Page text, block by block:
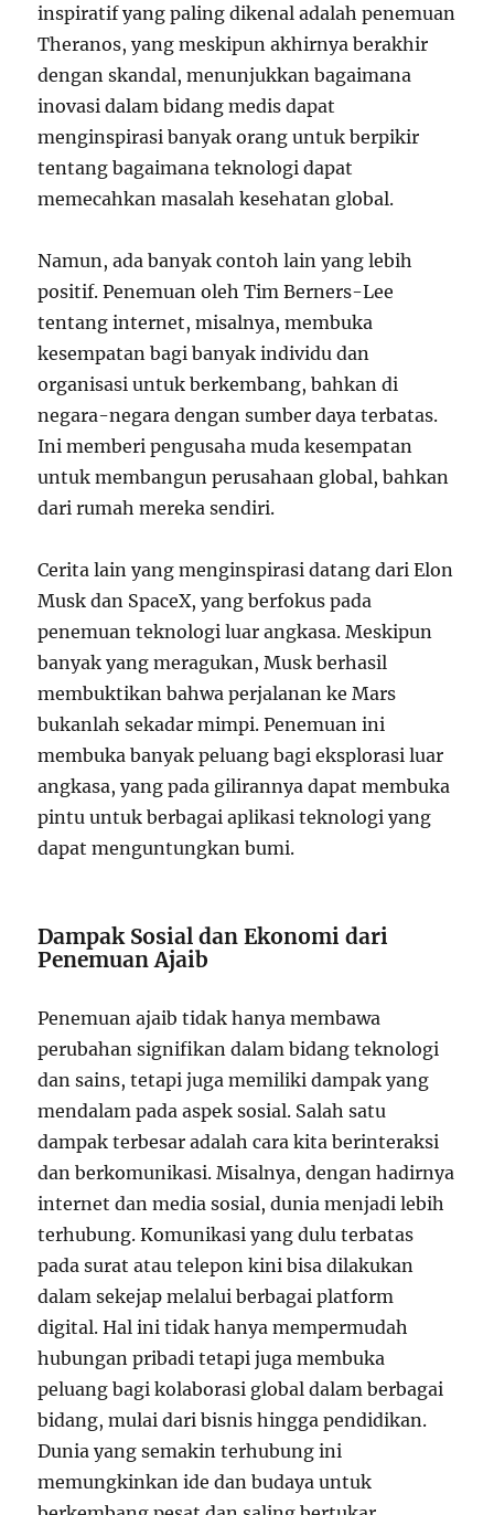
inspiratif yang paling dikenal adalah penemuan
Theranos, yang meskipun akhirnya berakhir
dengan skandal, menunjukkan bagaimana
inovasi dalam bidang medis dapat
menginspirasi banyak orang untuk berpikir
tentang bagaimana teknologi dapat
memecahkan masalah kesehatan global.
Namun, ada banyak contoh lain yang lebih
positif. Penemuan oleh Tim Berners-Lee
tentang internet, misalnya, membuka
kesempatan bagi banyak individu dan
organisasi untuk berkembang, bahkan di
negara-negara dengan sumber daya terbatas.
Ini memberi pengusaha muda kesempatan
untuk membangun perusahaan global, bahkan
dari rumah mereka sendiri.
Cerita lain yang menginspirasi datang dari Elon
Musk dan SpaceX, yang berfokus pada
penemuan teknologi luar angkasa. Meskipun
banyak yang meragukan, Musk berhasil
membuktikan bahwa perjalanan ke Mars
bukanlah sekadar mimpi. Penemuan ini
membuka banyak peluang bagi eksplorasi luar
angkasa, yang pada gilirannya dapat membuka
pintu untuk berbagai aplikasi teknologi yang
dapat menguntungkan bumi.
Dampak Sosial dan Ekonomi dari
Penemuan Ajaib
Penemuan ajaib tidak hanya membawa
perubahan signifikan dalam bidang teknologi
dan sains, tetapi juga memiliki dampak yang
mendalam pada aspek sosial. Salah satu
dampak terbesar adalah cara kita berinteraksi
dan berkomunikasi. Misalnya, dengan hadirnya
internet dan media sosial, dunia menjadi lebih
terhubung. Komunikasi yang dulu terbatas
pada surat atau telepon kini bisa dilakukan
dalam sekejap melalui berbagai platform
digital. Hal ini tidak hanya mempermudah
hubungan pribadi tetapi juga membuka
peluang bagi kolaborasi global dalam berbagai
bidang, mulai dari bisnis hingga pendidikan.
Dunia yang semakin terhubung ini
memungkinkan ide dan budaya untuk